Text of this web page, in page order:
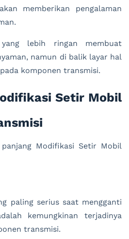
memberikan pengalaman
lebih ringan membuat
namun di balik layar hal
komponen transmisi.
Setir Mobil
Modifikasi Setir Mobil
paling serius saat mengganti
kemungkinan terjadinya
transmisi.